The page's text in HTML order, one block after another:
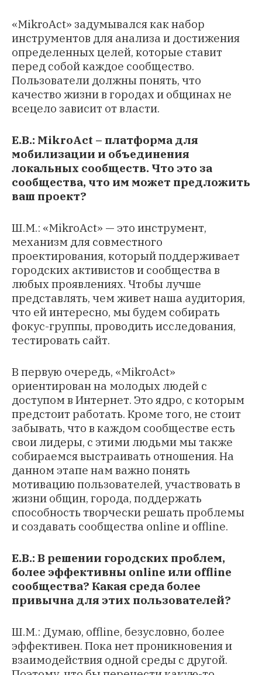
«MikroAct» задумывался как набор
инструментов для анализа и достижения
определенных целей, которые ставит
перед собой каждое сообщество.
Пользователи должны понять, что
качество жизни в городах и общинах не
всецело зависит от власти.
Е.В.: MikroAct – платформа для
мобилизации и объединения
локальных сообществ. Что это за
сообщества, что им может предложить
ваш проект?
Ш.М.: «MikroAct» — это инструмент,
механизм для совместного
проектирования, который поддерживает
городских активистов и сообщества в
любых проявлениях. Чтобы лучше
представлять, чем живет наша аудитория,
что ей интересно, мы будем собирать
фокус-группы, проводить исследования,
тестировать сайт.
В первую очередь, «MikroAct»
ориентирован на молодых людей с
доступом в Интернет. Это ядро, с которым
предстоит работать. Кроме того, не стоит
забывать, что в каждом сообществе есть
свои лидеры, с этими людьми мы также
собираемся выстраивать отношения. На
данном этапе нам важно понять
мотивацию пользователей, участвовать в
жизни общин, города, поддержать
способность творчески решать проблемы
и создавать сообщества online и offline.
Е.В.: В решении городских проблем,
более эффективны online или offline
сообщества? Какая среда более
привычна для этих пользователей?
Ш.М.: Думаю, offline, безусловно, более
эффективен. Пока нет проникновения и
взаимодействия одной среды с другой.